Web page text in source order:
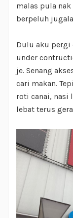
malas pula
berpeluh
Dulu aku
under
je. Senang
cari makan.
roti canai, nasi
lebat terus